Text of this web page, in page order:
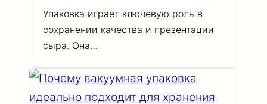
Упаковка играет ключевую роль в
сохранении качества и презентации
сыра. Она…